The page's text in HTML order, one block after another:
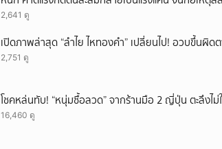
2,641 ดู
เปิดภาพล่าสุด “ลำไย ไหทองคำ” เปลี่ยนไป! อวบขึ้นผิ
2,751 ดู
โชคหล่นทับ! “หนุ่มซื้อลวด” จากร้านมือ 2 ญี่ปุ่น ตะลึงไ
16,460 ดู